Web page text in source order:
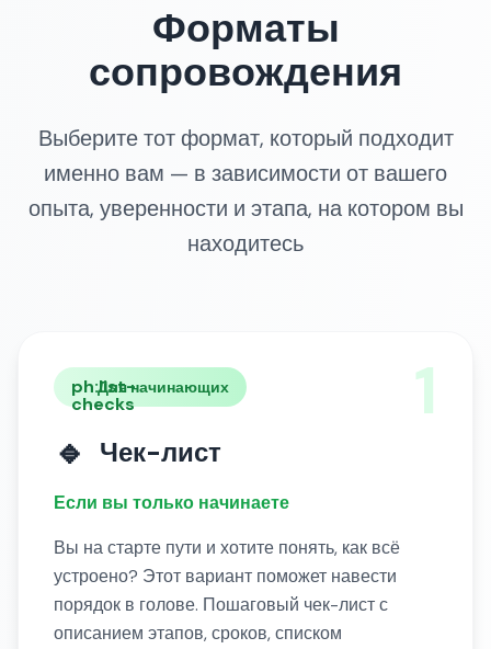
Форматы
сопровождения
Выберите тот формат, который подходит
именно вам — в зависимости от вашего
опыта, уверенности и этапа, на котором вы
находитесь
ph:list-
checks
Для начинающих 1
🔹 Чек-лист
Если вы только начинаете
Вы на старте пути и хотите понять, как всё
устроено? Этот вариант поможет навести
порядок в голове. Пошаговый чек-лист с
описанием этапов, сроков, списком